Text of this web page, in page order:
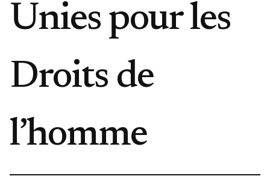
Unies pour les
Droits de
l’homme